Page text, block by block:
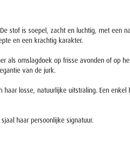
stof is soepel, zacht en luchtig, met een
en een krachtig karakter.
als omslagdoek op frisse avonden of op
van de jurk.
losse, natuurlijke uitstraling. Een
haar persoonlijke signatuur.